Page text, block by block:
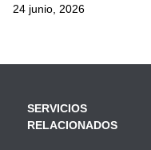
24 junio, 2026
SERVICIOS
RELACIONADOS